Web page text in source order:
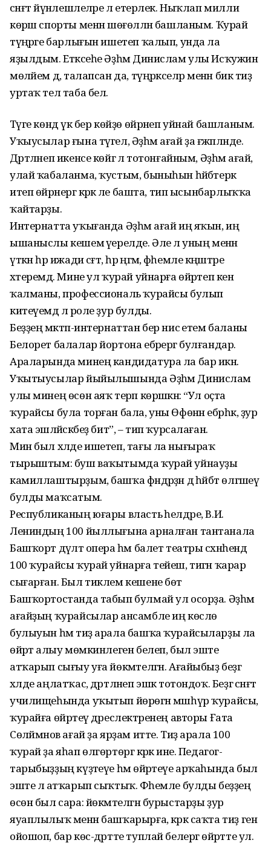
сәнғәт йүнәлешлеләре лә етерлек. Ныҡлап милли
көрәш спорты менән шөғөлләнә башланым. Ҡурай
түңәрәге барлығын ишетеп ҡалып, унда ла
яҙылдым. Етәксеһе Әҙһәм Динислам улы Исҡужин
мөләйем дә, талапсан да, түңәрәкселәр менән бик тиҙ
уртаҡ тел таба белә.
Тәүге көндә үк бер көйҙө өйрәнеп уйнай башланым.
Уҡыусылар ғына түгел, Әҙһәм ағай ҙа ғәжәпләнде.
Дәртләнеп икенсе көйгә лә тотонғайным, Әҙһәм ағай,
улай ҡабаланма, ҡустым, быныһын һәйбәтерәк
итеп өйрәнергә кәрәк әле башта, тип ысынбарлыҡҡа
ҡайтарҙы.
Интернатта уҡығанда Әҙһәм ағай иң яҡын, иң
ышаныслы кешемә әүерелде. Әле лә уның менән
үткән һәр ижади сәғәт, һәр әңгәмә, фәһемле кәңәштәре
хәтеремдә. Мине ул ҡурай уйнарға өйрәтеп кенә
ҡалманы, профессиональ ҡурайсы булып
китеүемдә лә роле ҙур булды.
Беҙҙең мәктәп-интернаттан бер нисә етем баланы
Белорет балалар йортона ебәрергә булғандар.
Араларында минең кандидатура ла бар икән.
Уҡытыусылар йыйылышында Әҙһәм Динислам
улы минең өсөн аяҡ терәп көрәшкән: “Ул оҫта
ҡурайсы була торған бала, уны Өфөнән ебәрһәк, ҙур
хата эшләйәсәкбеҙ бит”, – тип ҡурсалаған.
Мин был хәлде ишетеп, тағы ла нығыраҡ
тырыштым: буш ваҡытымда ҡурай уйнауҙы
камиллаштырҙым, башҡа фәндәрҙән дә һәйбәт өлгәшеү
булды маҡсатым.
Республиканың юғары власть әһелдәре, В.И.
Лениндың 100 йыллығына арналған тантанала
Башҡорт дәүләт опера һәм балет театры сәхнәһендә
100 ҡурайсы ҡурай уйнарға тейеш, тигән ҡарар
сығарған. Был тиклем кешене бөтә
Башҡортостанда табып булмай ул осорҙа. Әҙһәм
ағайҙың ҡурайсылар ансамбле иң көслө
булыуын һәм тиҙ арала башҡа ҡурайсыларҙы ла
өйрәтә алыу мөмкинлеген белеп, был эште
атҡарып сығыу уға йөкмәтелгән. Ағайыбыҙ беҙгә
хәлде аңлатҡас, дәртләнеп эшкә тотондоҡ. Беҙгә сәнғәт
училищеһында уҡытып йөрөгән мәшһүр ҡурайсы,
ҡурайға өйрәтеү дәреслектәренең авторы Ғата
Сөләймәнов ағай ҙа ярҙам итте. Тиҙ арала 100
ҡурай ҙа яһап өлгөртөргә кәрәк ине. Педагог­
тарыбыҙҙың күҙәтеүе һәм өйрәтеүе арҡаһында был
эште лә атҡарып сыҡтыҡ. Фәһемле булды беҙҙең
өсөн был сара: йөкмәтелгән бурыстарҙы ҙур
яуаплылыҡ менән башҡарырға, кәрәк саҡта тиҙ генә
ойошоп, бар көс-дәртте туплай белергә өйрәтте ул.